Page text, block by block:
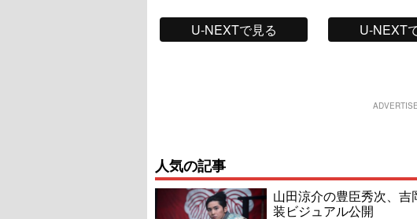
U-NEXTで見る U-NEXT
人気の記事
山田涼介の豊臣秀次、
装ビジュアル公開